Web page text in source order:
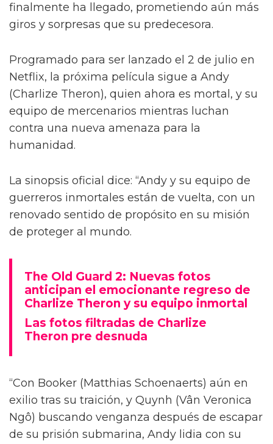
finalmente ha llegado, prometiendo aún más
giros y sorpresas que su predecesora.
Programado para ser lanzado el 2 de julio en
Netflix, la próxima película sigue a Andy
(Charlize Theron), quien ahora es mortal, y su
equipo de mercenarios mientras luchan
contra una nueva amenaza para la
humanidad.
La sinopsis oficial dice: “Andy y su equipo de
guerreros inmortales están de vuelta, con un
renovado sentido de propósito en su misión
de proteger al mundo.
The Old Guard 2: Nuevas fotos
anticipan el emocionante regreso de
Charlize Theron y su equipo inmortal
Las fotos filtradas de Charlize
Theron pre desnuda
“Con Booker (Matthias Schoenaerts) aún en
exilio tras su traición, y Quynh (Vân Veronica
Ngô) buscando venganza después de escapar
de su prisión submarina, Andy lidia con su